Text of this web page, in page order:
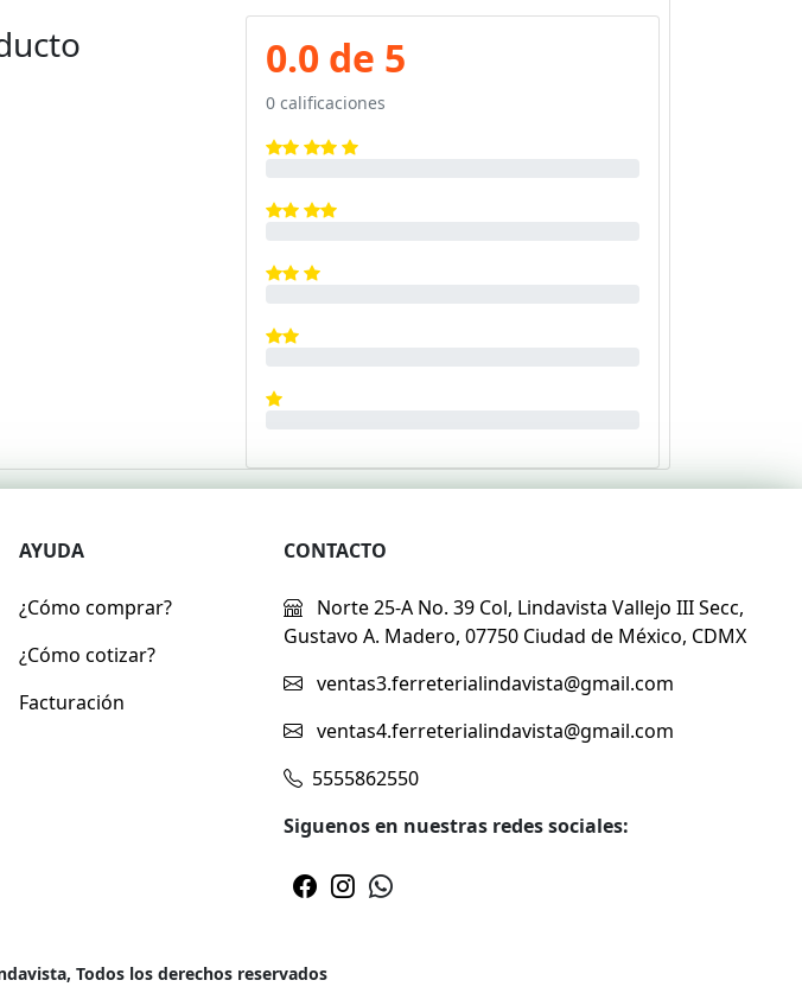
0.0 de 5
0 calificaciones
AYUDA
¿Cómo comprar?
¿Cómo cotizar?
Facturación
CONTACTO
Norte 25-A No. 39 Col, Lindavista Vallejo III Secc,
Gustavo A. Madero, 07750 Ciudad de México, CDMX
ventas3.ferreterialindavista@gmail.com
ventas4.ferreterialindavista@gmail.com
5555862550
Siguenos en nuestras redes sociales:
Todos los derechos reservados